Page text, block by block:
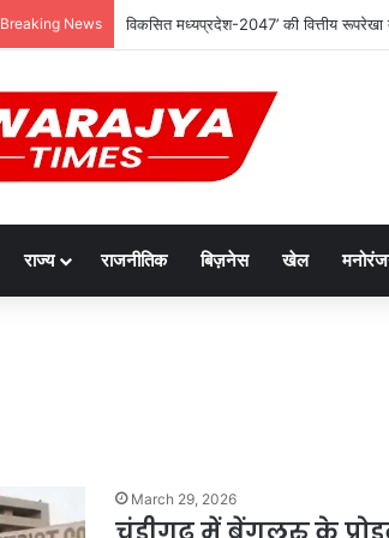
Breaking News विकसित मध्यप्रदेश-2047’ की वित्तीय रूपरेखा
राज्य राजनीतिक बिज़नेस खेल
March 29, 2026